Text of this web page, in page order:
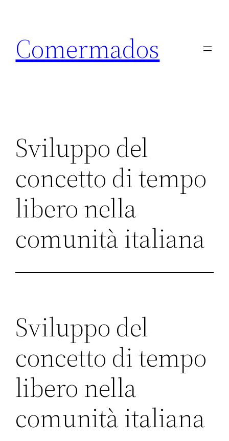
content
Comermados
Sviluppo del
concetto di tempo
libero nella
comunità italiana
Sviluppo del
concetto di tempo
libero nella
comunità italiana